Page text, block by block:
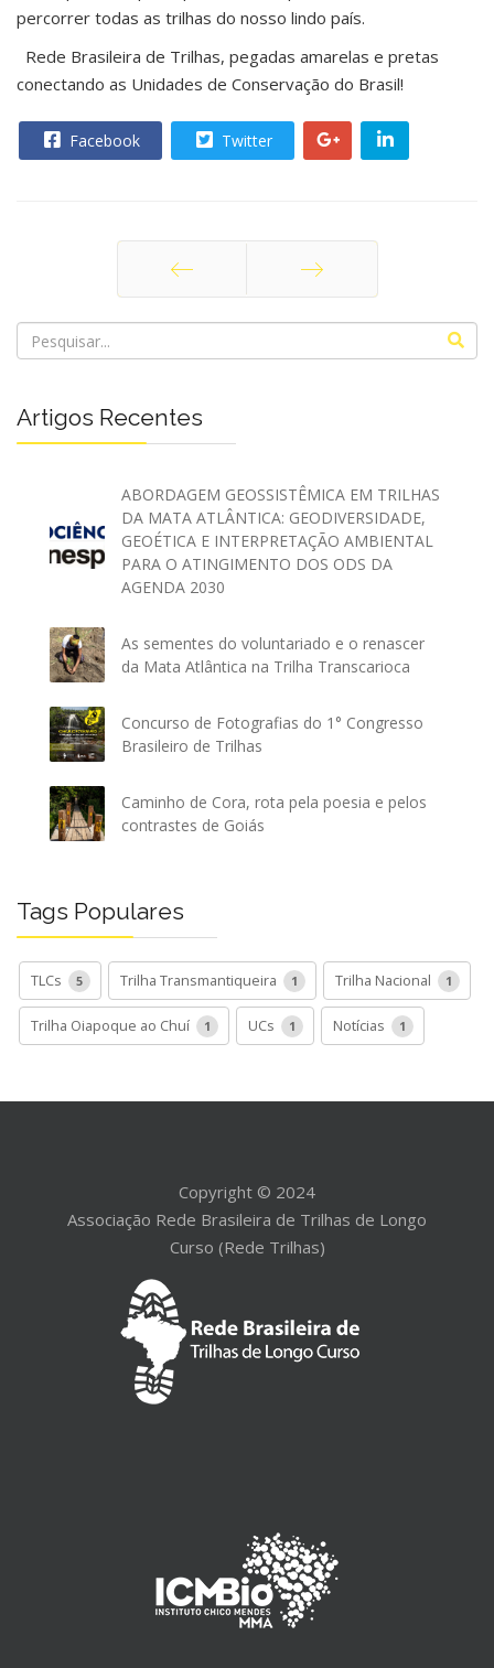
percorrer todas as trilhas do nosso lindo país.
Rede Brasileira de Trilhas, pegadas amarelas e pretas
conectando as Unidades de Conservação do Brasil!
Facebook Twitter
Anterior Próximo
Artigos Recentes
ABORDAGEM GEOSSISTÊMICA EM TRILHAS
DA MATA ATLÂNTICA: GEODIVERSIDADE,
GEOÉTICA E INTERPRETAÇÃO AMBIENTAL
PARA O ATINGIMENTO DOS ODS DA
AGENDA 2030
As sementes do voluntariado e o renascer
da Mata Atlântica na Trilha Transcarioca
Concurso de Fotografias do 1° Congresso
Brasileiro de Trilhas
Caminho de Cora, rota pela poesia e pelos
contrastes de Goiás
Tags Populares
TLCs 5 Trilha Transmantiqueira 1 Trilha Nacional 1
Trilha Oiapoque ao Chuí 1 UCs 1 Notícias 1
Copyright © 2024
Associação Rede Brasileira de Trilhas de Longo
Curso (Rede Trilhas)